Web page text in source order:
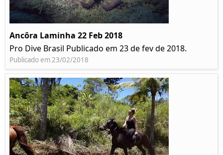
Ancôra Laminha 22 Feb 2018
Pro Dive Brasil Publicado em 23 de fev de 2018.
Publicado em 23/02/2018